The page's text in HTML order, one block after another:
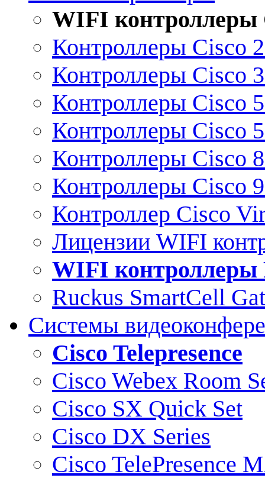
WIFI контроллеры
Контроллеры Cisco
Контроллеры Cisco
Контроллеры Cisco
Контроллеры Cisco
Контроллеры Cisco
Контроллеры Cisco
Контроллер Cisco
Лицензии WIFI
WIFI контроллеры
Ruckus SmartCell
Системы
Cisco Telepresence
Cisco Webex Room
Cisco SX Quick Set
Cisco DX Series
Cisco TelePresence